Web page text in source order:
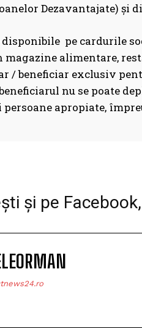
Dezavantajate) și
disponibile pe cardurile
alimentare,
/ beneficiar exclusiv
nu se poate
apropiate,
și pe